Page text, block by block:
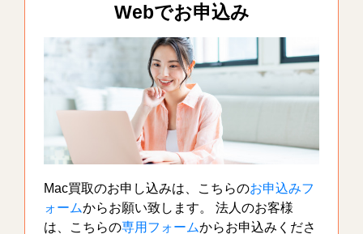
Webでお申込み
Mac買取のお申し込みは、こちらのお申込みフ
ォームからお願い致します。 法人のお客様
は、こちらの専用フォームからお申込みくださ